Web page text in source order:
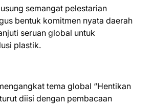
semangat pelestarian
bentuk komitmen nyata daerah
seruan global untuk
plastik.
tema global “Hentikan
diisi dengan pembacaan